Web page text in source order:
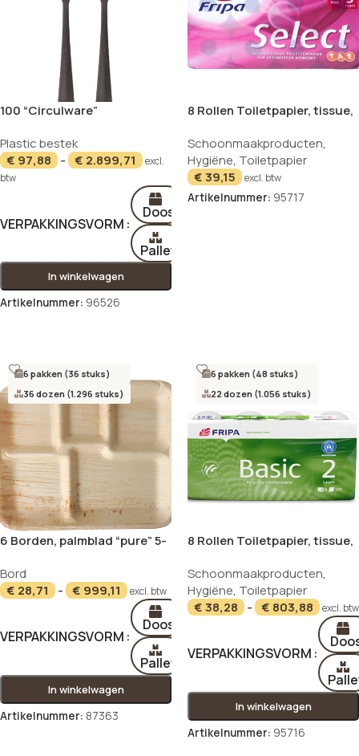
100 “Circulware”
19 cm zwart “Gaia” extra
stabiel, in buffetbox
Plastic bestek
€ 97,88 - € 2.899,71
excl.
btw
VERPAKKINGSVORM
Doos
Pallet
In winkelwagen
Artikelnummer: 96526
8 Rollen Toiletpapier, tissue,
cm hoogwit “Select TAE” 180
vellen
Schoonmaakproducten,
Hygiëne, Toiletpapier
€39,15 excl. btw
Artikelnummer: 95717
6 pakken (36 stuks)
36 dozen (1.296 stuks)
6 Borden, palmblad “pure” 5-
Bord
€ 28,71 - € 999,11 excl. btw
VERPAKKINGSVORM
Doos
Pallet
In winkelwagen
Artikelnummer: 87363
6 pakken (48 stuks)
22 dozen (1.056 stuks)
8 Rollen Toiletpapier, tissue,
cm wit “Basic” 400 blad
Schoonmaakproducten,
Hygiëne, Toiletpapier
€38,28 - € 803,88 excl. btw
VERPAKKINGSVORM
In winkelwagen
Artikelnummer: 95716